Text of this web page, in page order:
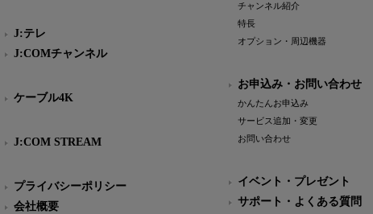
J:テレ
J:COMチャンネル
ケーブル4K
J:COM STREAM
プライバシーポリシー
会社概要
チャンネル紹介
特長
オプション・周辺機器
お申込み・お問い合わせ
かんたんお申込み
サービス追加・変更
お問い合わせ
イベント・プレゼント
サポート・よくある質問